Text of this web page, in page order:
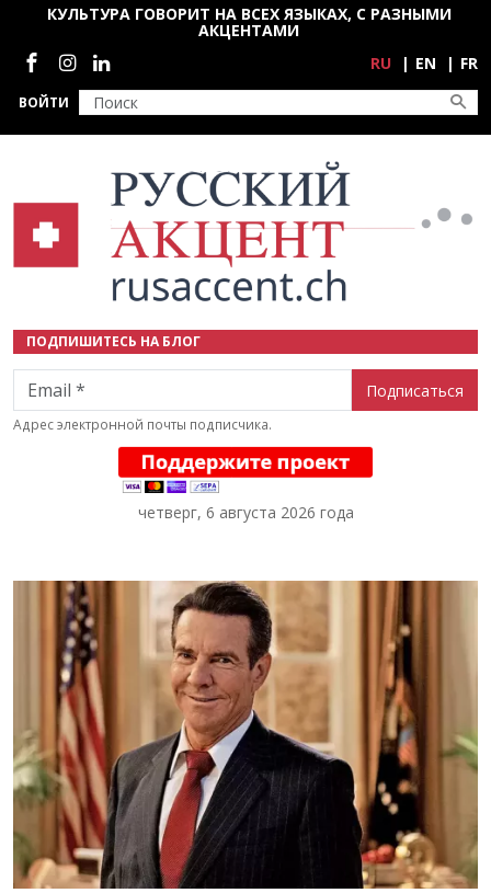
Перейти к основному содержанию
ВОЙТИ
КУЛЬТУРА ГОВОРИТ НА ВСЕХ ЯЗЫКАХ, С РАЗНЫМИ
АКЦЕНТАМИ
Социальные сети
RU EN FR
ПОДПИШИТЕСЬ НА БЛОГ
Email
Адрес электронной почты подписчика.
четверг, 6 августа 2026 года